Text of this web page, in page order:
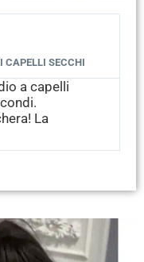
CAPELLI SECCHI
a capelli
La